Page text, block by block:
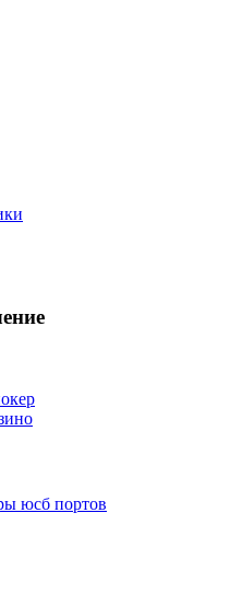
юсб портов